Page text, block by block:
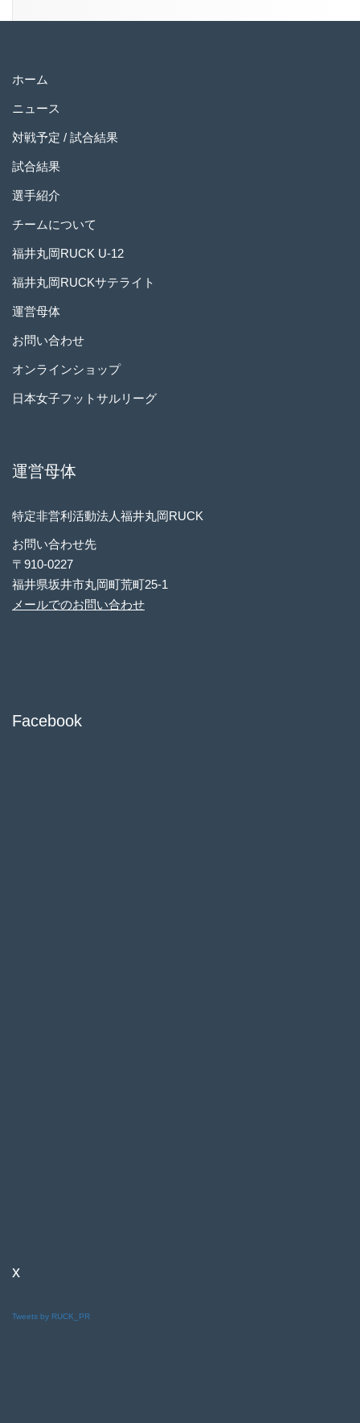
ホーム
ニュース
対戦予定 / 試合結果
試合結果
選手紹介
チームについて
福井丸岡RUCK U-12
福井丸岡RUCKサテライト
運営母体
お問い合わせ
オンラインショップ
日本女子フットサルリーグ
運営母体
特定非営利活動法人福井丸岡RUCK
お問い合わせ先
〒910-0227
福井県坂井市丸岡町荒町25-1
メールでのお問い合わせ
Facebook
x
Tweets by RUCK_PR